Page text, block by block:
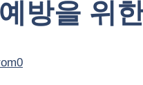
방을 위